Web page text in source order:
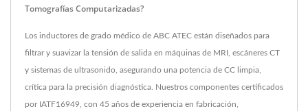
Tomografías Computarizadas?
Los inductores de grado médico de ABC ATEC están diseñados para
filtrar y suavizar la tensión de salida en máquinas de MRI, escáneres CT
y sistemas de ultrasonido, asegurando una potencia de CC limpia,
crítica para la precisión diagnóstica. Nuestros componentes certificados
por IATF16949, con 45 años de experiencia en fabricación,